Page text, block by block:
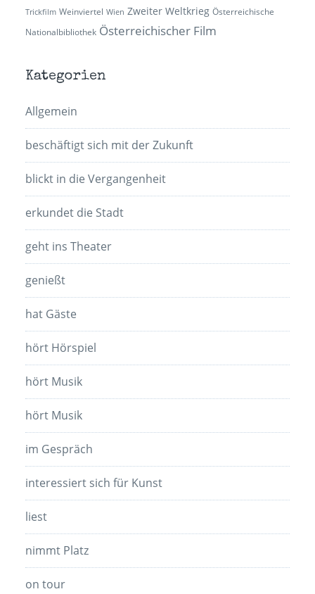
Trickfilm Weinviertel Wien Zweiter Weltkrieg Österreichische
Nationalbibliothek Österreichischer Film
Kategorien
Allgemein
beschäftigt sich mit der Zukunft
blickt in die Vergangenheit
erkundet die Stadt
geht ins Theater
genießt
hat Gäste
hört Hörspiel
hört Musik
hört Musik
im Gespräch
interessiert sich für Kunst
liest
nimmt Platz
on tour